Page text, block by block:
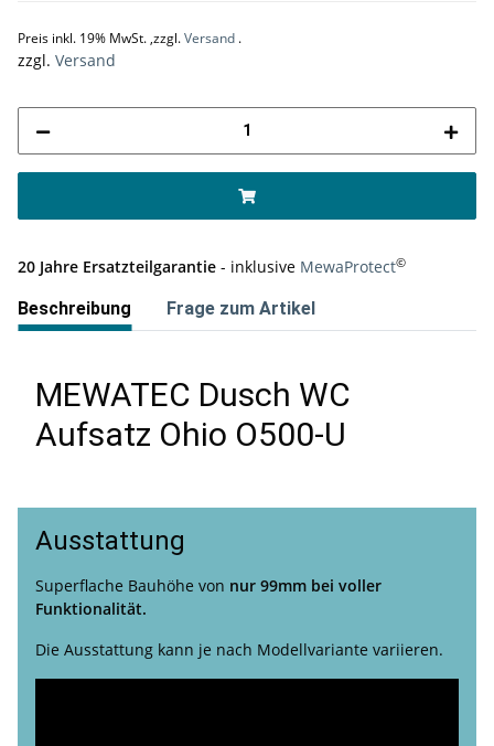
Preis inkl. 19% MwSt. ,zzgl.Versand .
zzgl. Versand
20 Jahre Ersatzteilgarantie - inklusive MewaProtect©
Beschreibung Frage zum Artikel
MEWATEC Dusch WC
Aufsatz Ohio O500-U
Ausstattung
Superflache Bauhöhe von nur 99mm bei voller
Funktionalität.
Die Ausstattung kann je nach Modellvariante variieren.